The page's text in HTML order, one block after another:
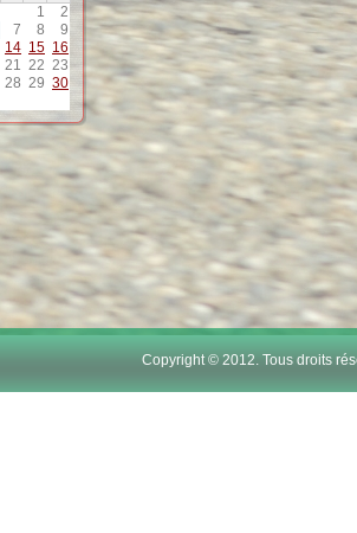
1
2
7 8
9
14 15 16
21 22 23
28 29 30
12
13
15
17
Copyright © 2012. Tous droits